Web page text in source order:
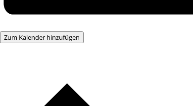
Zum Kalender hinzufügen